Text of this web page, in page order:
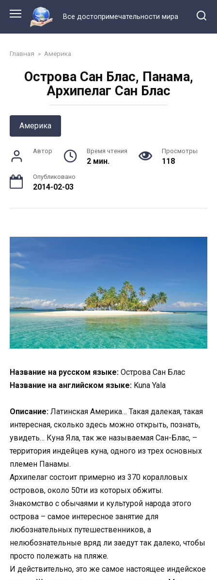
контенту
Все достопримечательности мира
Главная » Америка
Острова Сан Блас, Панама,
Архипелаг Сан Блас
Америка
Автор Время чтения
2 мин.
Просмотры
118
Опубликовано
2014-02-03
Название на русском языке: Острова Сан Блас
Название на английском языке: Kuna Yala
Описание: Латинская Америка… Такая далекая, такая
интересная, сколько здесь можно открыть, познать,
увидеть… Куна Яла, так же называемая Сан-Блас, –
территория индейцев куна, одного из трех основных
племен Панамы.
Архипелаг состоит примерно из 370 коралловых
островов, около 50ти из которых обжиты.
Знакомство с обычаями и культурой народа этого
острова – самое интересное занятие для
любознательных путешественников, а
нелюбознательные вряд ли заедут так далеко, чтобы
просто полежать на пляже.
И действительно, это же самое настоящее индейское